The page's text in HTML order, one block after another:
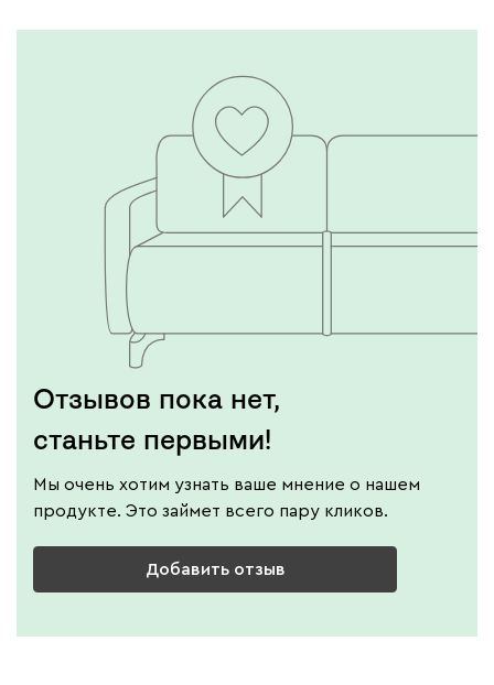
Отзывов пока нет,
станьте первыми!
Мы очень хотим узнать ваше мнение о нашем
продукте. Это займет всего пару кликов.
Добавить отзыв